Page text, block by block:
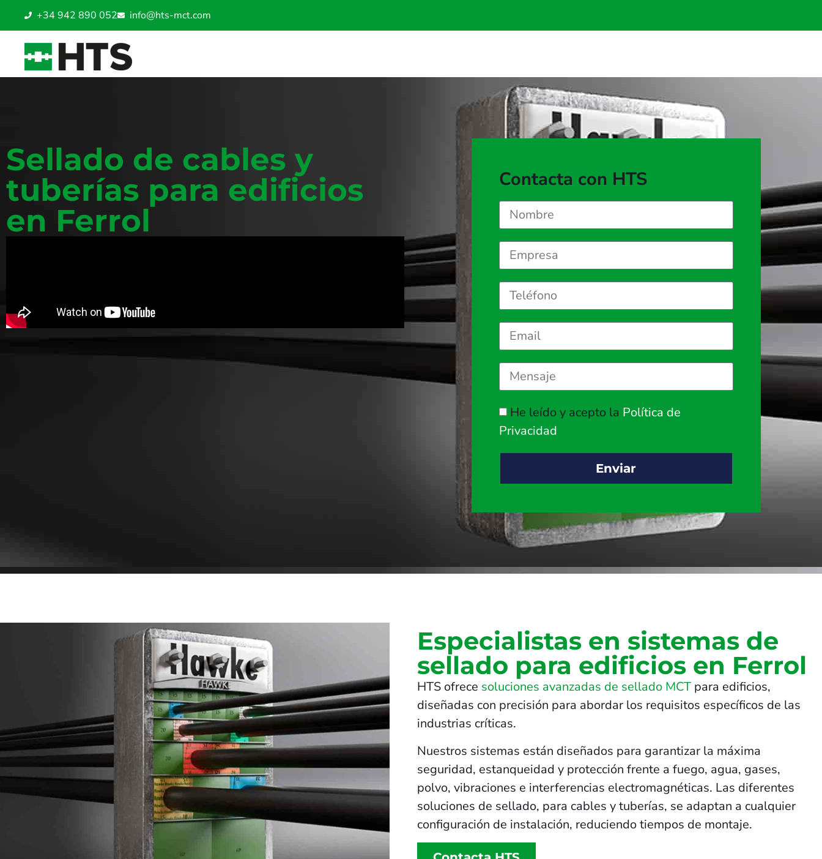
+34 942 890 052 info@hts-mct.com
Sellado de cables y
tuberías para edificios
en Ferrol
Contacta con HTS
He leído y acepto la Política de
Privacidad
Enviar
Especialistas en sistemas de
sellado para edificios en Ferrol
HTS ofrece soluciones avanzadas de sellado MCT para edificios,
diseñadas con precisión para abordar los requisitos específicos de las
industrias críticas.
Nuestros sistemas están diseñados para garantizar la máxima
seguridad, estanqueidad y protección frente a fuego, agua, gases,
polvo, vibraciones e interferencias electromagnéticas. Las diferentes
soluciones de sellado, para cables y tuberías, se adaptan a cualquier
configuración de instalación, reduciendo tiempos de montaje.